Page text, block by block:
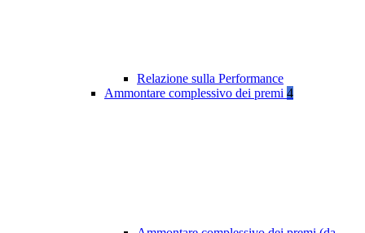
Relazione sulla Performance
Ammontare complessivo dei premi 4